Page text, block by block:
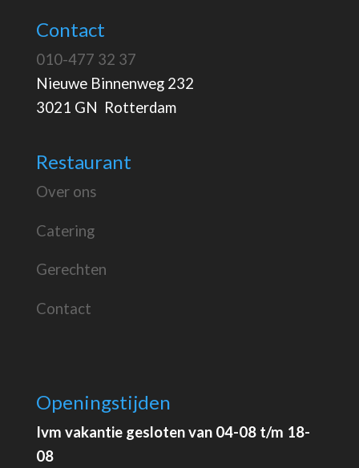
Contact
010-477 32 37
Nieuwe Binnenweg 232
3021 GN Rotterdam
Restaurant
Over ons
Catering
Gerechten
Contact
Openingstijden
Ivm vakantie gesloten van 04-08 t/m 18-
08